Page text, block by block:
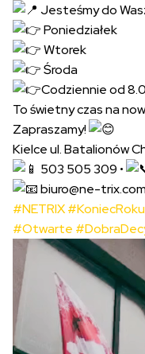
Jesteśmy do
Poniedziałek
Wtorek
Środa
Codziennie od
To świetny czas na
Zapraszamy!
Kielce ul. Batalionów
503 505 309 •
biuro@ne-trix.com
#NETRIX#KoniecRoku
#Otwarte
Odtwarzacz
video